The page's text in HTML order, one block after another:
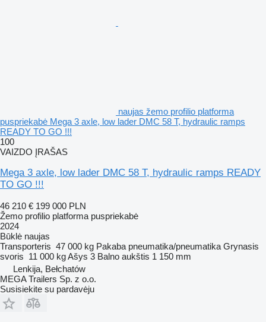
naujas žemo profilio platforma
puspriekabė Mega 3 axle, low lader DMC 58 T, hydraulic ramps
READY TO GO !!!
100
VAIZDO ĮRAŠAS
Mega 3 axle, low lader DMC 58 T, hydraulic ramps READY
TO GO !!!
46 210 € 199 000 PLN
Žemo profilio platforma puspriekabė
2024
Būklė naujas
Transporteris 47 000 kg Pakaba pneumatika/pneumatika Grynasis
svoris 11 000 kgAšys 3 Balno aukštis 1 150 mm
Lenkija, Bełchatów
MEGA Trailers Sp. z o.o.
Susisiekite su pardavėju